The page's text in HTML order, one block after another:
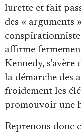
lurette et fait
des « arguments
affirme
Kennedy,
la démarche des
froidement les
promouvoir une
Reprenons donc